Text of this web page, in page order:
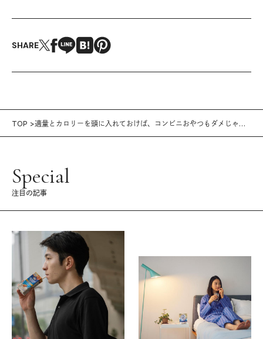
SHARE
TOP
適量とカロリーを頭に入れておけば、コンビニおやつもダメじゃな
Special
注目の記事